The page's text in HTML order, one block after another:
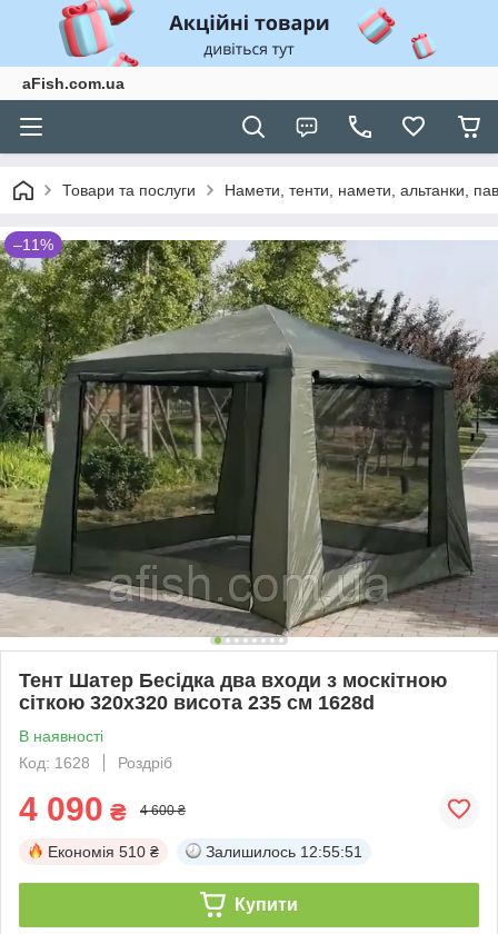
aFish.com.ua
Товари та послуги Намети, тенти, намети, альтанки,
–11%
Тент Шатер Бесідка два входи з москітною
сіткою 320х320 висота 235 см 1628d
В наявності
Код: 1628
Роздріб
4 090 ₴ 4 600 ₴
Економія 510 ₴ Залишилось 12:55:50
Купити